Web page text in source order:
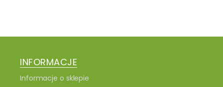
INFORMACJE
Informacje o sklepie